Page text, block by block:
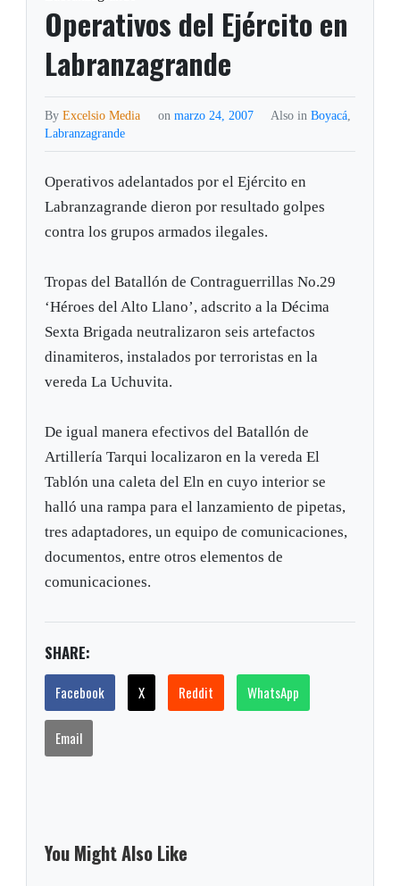
Operativos del Ejército en
Labranzagrande
ByExcelsio Media on marzo 24, 2007 Also in Boyacá,
Labranzagrande
Operativos adelantados por el Ejército en
Labranzagrande dieron por resultado golpes
contra los grupos armados ilegales.
Tropas del Batallón de Contraguerrillas No.29
‘Héroes del Alto Llano’, adscrito a la Décima
Sexta Brigada neutralizaron seis artefactos
dinamiteros, instalados por terroristas en la
vereda La Uchuvita.
De igual manera efectivos del Batallón de
Artillería Tarqui localizaron en la vereda El
Tablón una caleta del Eln en cuyo interior se
halló una rampa para el lanzamiento de pipetas,
tres adaptadores, un equipo de comunicaciones,
documentos, entre otros elementos de
comunicaciones.
SHARE:
Facebook X Reddit WhatsApp
Email
You Might Also Like